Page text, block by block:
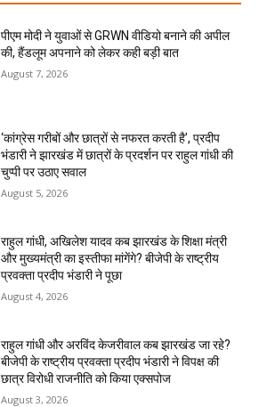
पीएम मोदी ने युवाओं से GRWN वीडियो बनाने की अपील
की, हैंडलूम अपनाने को लेकर कही बड़ी बात
August 7, 2026
‘कांग्रेस गरीबों और छात्रों से नफरत करती है’, प्रदीप
भंडारी ने झारखंड में छात्रों के प्रदर्शन पर राहुल गांधी की
चुप्पी पर उठाए सवाल
August 5, 2026
राहुल गांधी, अखिलेश यादव कब झारखंड के शिक्षा मंत्री
और मुख्यमंत्री का इस्तीफा मांगेंगे? बीजेपी के राष्ट्रीय
प्रवक्ता प्रदीप भंडारी ने पूछा
August 4, 2026
राहुल गांधी और अरविंद केजरीवाल कब झारखंड जा रहे?
बीजेपी के राष्ट्रीय प्रवक्ता प्रदीप भंडारी ने विपक्ष की
छात्र विरोधी राजनीति को किया एक्सपोज
August 3, 2026